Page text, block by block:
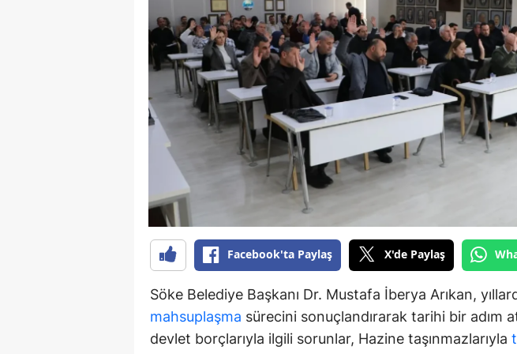
Yalova
Karabük
Kilis
Osmaniye
Düzce
Facebook'ta Paylaş X'de Paylaş
Söke Belediye Başkanı Dr. Mustafa İberya Arıkan,
mahsuplaşma sürecini sonuçlandırarak tarihi bir adım
devlet borçlarıyla ilgili sorunlar, Hazine taşınmazlarıyla